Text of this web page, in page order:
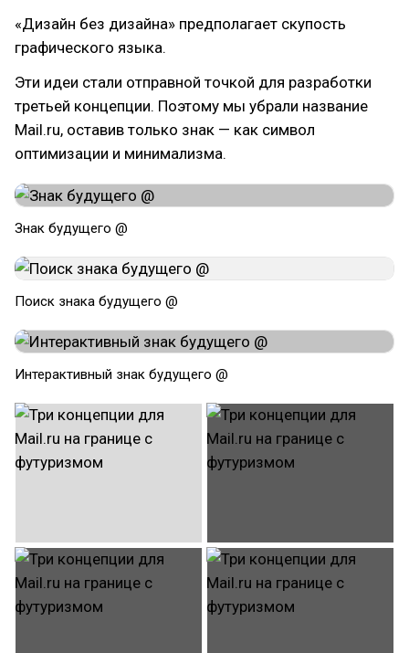
«Дизайн без дизайна» предполагает скупость
графического языка.
Эти идеи стали отправной точкой для разработки
третьей концепции. Поэтому мы убрали название
Mail.ru, оставив только знак — как символ
оптимизации и минимализма.
Знак будущего @
Поиск знака будущего @
Интерактивный знак будущего @